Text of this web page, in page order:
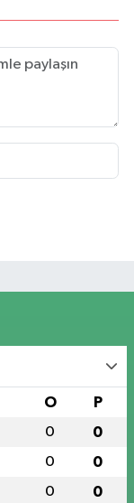
O P
0 0
0 0
0 0